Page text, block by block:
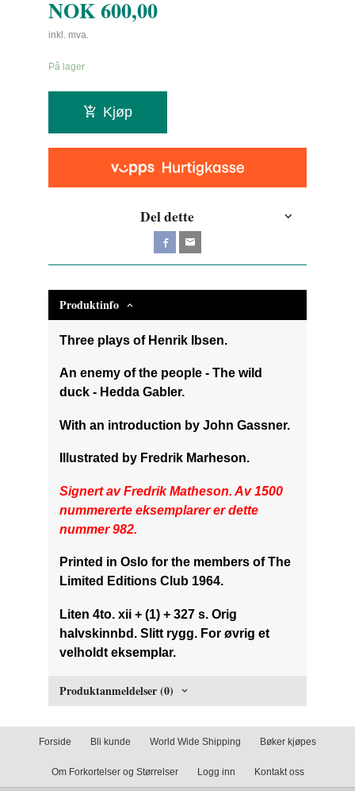
NOK600,00
inkl. mva.
På lager
Kjøp
Del dette
Produktinfo
Three plays of Henrik Ibsen.
An enemy of the people - The wild
duck - Hedda Gabler.
With an introduction by John Gassner.
Illustrated by Fredrik Marheson.
Signert av Fredrik Matheson. Av 1500
nummererte eksemplarer er dette
nummer 982.
Printed in Oslo for the members of The
Limited Editions Club 1964.
Liten 4to. xii + (1) + 327 s. Orig
halvskinnbd. Slitt rygg. For øvrig et
velholdt eksemplar.
Produktanmeldelser (0)
Forside Bli kunde World Wide Shipping Bøker kjøpes
Om Forkortelser og Størrelser Logg inn Kontakt oss